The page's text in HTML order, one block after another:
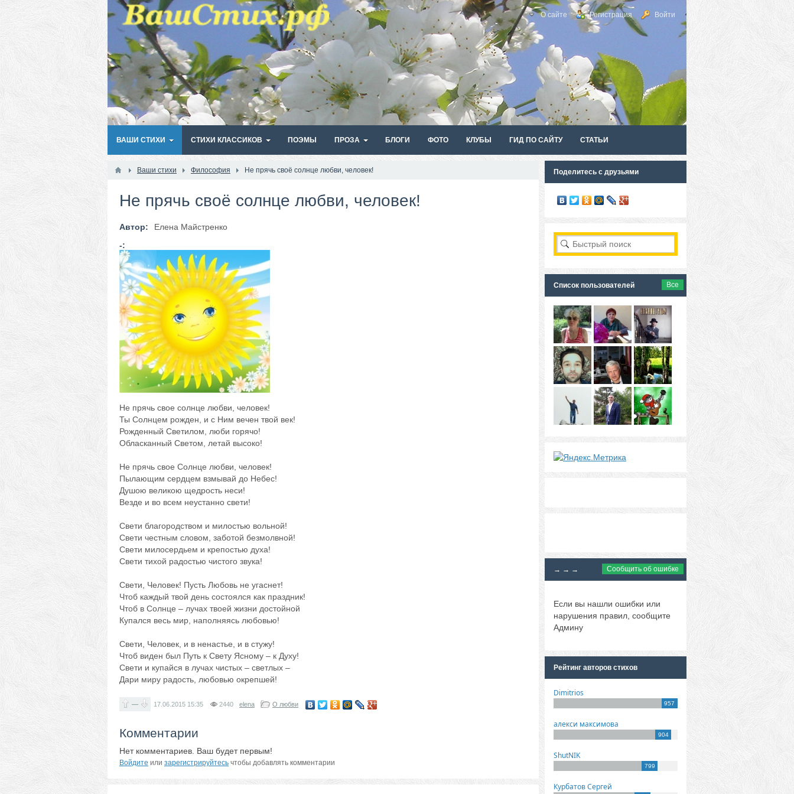
О сайте Регистрация Войти
ВАШИ СТИХИ СТИХИ КЛАССИКОВ ПОЭМЫ ПРОЗА БЛОГИ ФОТО КЛУБЫ ГИД ПО САЙТУ СТАТЬИ
Ваши стихи Философия Не прячь своё солнце любви, человек!
Не прячь своё солнце любви, человек!
Автор:
Елена Майстренко
-:
Не прячь свое солнце любви, человек!
Ты Солнцем рожден, и с Ним вечен твой век!
Рожденный Светилом, люби горячо!
Обласканный Светом, летай высоко!
Не прячь свое Солнце любви, человек!
Пылающим сердцем взмывай до Небес!
Душою великою щедрость неси!
Везде и во всем неустанно свети!
Свети благородством и милостью вольной!
Свети честным словом, заботой безмолвной!
Свети милосердьем и крепостью духа!
Свети тихой радостью чистого звука!
Свети, Человек! Пусть Любовь не угаснет!
Чтоб каждый твой день состоялся как праздник!
Чтоб в Солнце – лучах твоей жизни достойной
Купался весь мир, наполняясь любовью!
Свети, Человек, и в ненастье, и в стужу!
Чтоб виден был Путь к Свету Ясному – к Духу!
Свети и купайся в лучах чистых – светлых –
Дари миру радость, любовью окрепшей!
— 17.06.2015 15:35 2440 elena О любви
Комментарии
Нет комментариев. Ваш будет первым!
Войдите или зарегистрируйтесь чтобы добавлять комментарии
Поделитесь с друзьями
Список пользователей Все
→ → → Сообщить об ошибке
Если вы нашли ошибки или
нарушения правил, сообщите
Админу
Рейтинг авторов стихов
Dimitrios
957
алекси максимова
904
ShutNIK
799
Курбатов Сергей